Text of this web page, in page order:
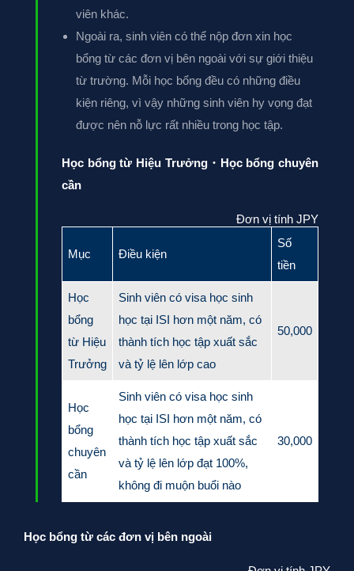
viên khác.
Ngoài ra, sinh viên có thể nộp đơn xin học
bổng từ các đơn vị bên ngoài với sự giới thiệu
từ trường. Mỗi học bổng đều có những điều
kiện riêng, vì vậy những sinh viên hy vọng đạt
được nên nỗ lực rất nhiều trong học tập.
Học bổng từ Hiệu Trưởng・ Học bổng chuyên
cần
Đơn vị tính JPY
Mục Điều kiện
Số
tiền
Học
bổng
từ Hiệu
Trưởng
Sinh viên có visa học sinh
học tại ISI hơn một năm, có
thành tích học tập xuất sắc
và tỷ lệ lên lớp cao
50,000
Học
bổng
chuyên
cần
Sinh viên có visa học sinh
học tại ISI hơn một năm, có
thành tích học tập xuất sắc
và tỷ lệ lên lớp đạt 100%,
không đi muộn buổi nào
30,000
Học bổng từ các đơn vị bên ngoài